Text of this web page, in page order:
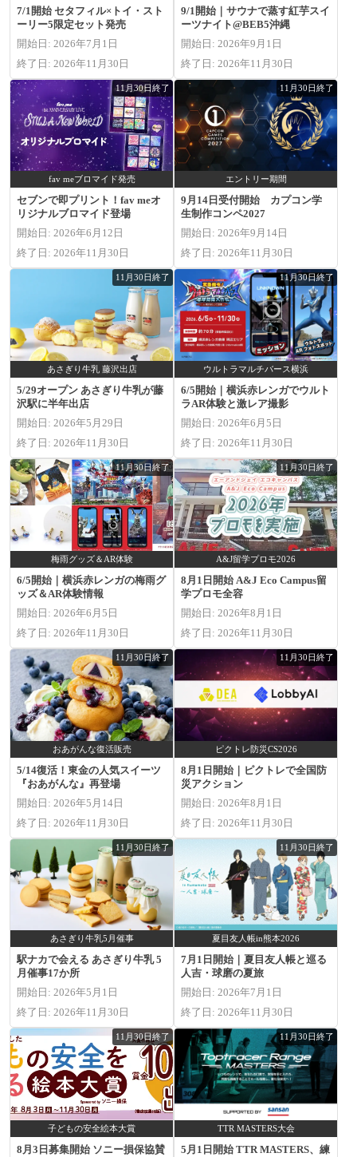
7/1開始 セタフィル×トイ・スト
ーリー5限定セット発売
開始日: 2026年7月1日
終了日: 2026年11月30日
9/1開始｜サウナで蒸す紅芋スイ
ーツナイト@BEB5沖縄
開始日: 2026年9月1日
終了日: 2026年11月30日
11月30日終了
fav meブロマイド発売
セブンで即プリント！fav meオ
リジナルブロマイド登場
開始日: 2026年6月12日
終了日: 2026年11月30日
11月30日終了
エントリー期間
9月14日受付開始 カプコン学
生制作コンペ2027
開始日: 2026年9月14日
終了日: 2026年11月30日
11月30日終了
あさぎり牛乳 藤沢出店
5/29オープン あさぎり牛乳が藤
沢駅に半年出店
開始日: 2026年5月29日
終了日: 2026年11月30日
11月30日終了
ウルトラマルチバース横浜
6/5開始｜横浜赤レンガでウルト
ラAR体験と激レア撮影
開始日: 2026年6月5日
終了日: 2026年11月30日
11月30日終了
梅雨グッズ＆AR体験
6/5開始｜横浜赤レンガの梅雨グ
ッズ＆AR体験情報
開始日: 2026年6月5日
終了日: 2026年11月30日
11月30日終了
A&J留学プロモ2026
8月1日開始 A&J Eco Campus留
学プロモ全容
開始日: 2026年8月1日
終了日: 2026年11月30日
11月30日終了
おあがんな復活販売
5/14復活！東金の人気スイーツ
『おあがんな』再登場
開始日: 2026年5月14日
終了日: 2026年11月30日
11月30日終了
ピクトレ防災CS2026
8月1日開始｜ピクトレで全国防
災アクション
開始日: 2026年8月1日
終了日: 2026年11月30日
11月30日終了
あさぎり牛乳5月催事
駅ナカで会える あさぎり牛乳 5
月催事17か所
開始日: 2026年5月1日
終了日: 2026年11月30日
11月30日終了
夏目友人帳in熊本2026
7月1日開始｜夏目友人帳と巡る
人吉・球磨の夏旅
開始日: 2026年7月1日
終了日: 2026年11月30日
11月30日終了
子どもの安全絵本大賞
8月3日募集開始 ソニー損保協賛
11月30日終了
TTR MASTERS大会
5月1日開始 TTR MASTERS、練